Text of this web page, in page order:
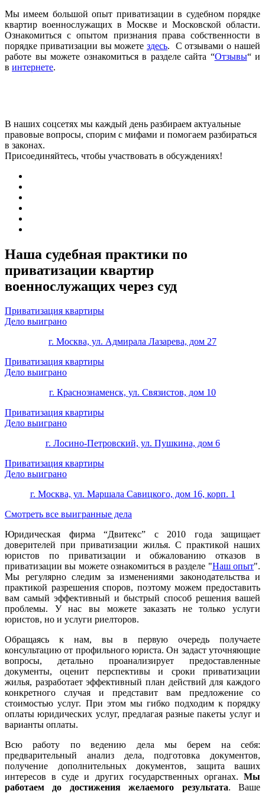
Мы имеем большой опыт приватизации в судебном порядке
квартир военнослужащих в Москве и Московской области.
Ознакомиться с опытом признания права собственности в
порядке приватизации вы можетездесь. С отзывами о нашей
работе вы можете ознакомиться в разделе сайта “Отзывы“ и
в интернете.
В наших соцсетях мы каждый день разбираем актуальные
правовые вопросы, спорим с мифами и помогаем разбираться
в законах.
Присоединяйтесь, чтобы участвовать в обсуждениях!
Наша судебная практики по
приватизации квартир
военнослужащих через суд
Приватизация квартиры
Дело выиграно
г. Москва, ул. Адмирала Лазарева, дом 27
Приватизация квартиры
Дело выиграно
г. Краснознаменск, ул. Связистов, дом 10
Приватизация квартиры
Дело выиграно
г. Лосино-Петровский, ул. Пушкина, дом 6
Приватизация квартиры
Дело выиграно
г. Москва, ул. Маршала Савицкого, дом 16, корп. 1
Смотреть все выигранные дела
Юридическая фирма “Двитекс” с 2010 года защищает
доверителей при приватизации жилья. С практикой наших
юристов по приватизации и обжалованию отказов в
приватизации вы можете ознакомиться в разделе "Наш опыт".
Мы регулярно следим за изменениями законодательства и
практикой разрешения споров, поэтому можем предоставить
вам самый эффективный и быстрый способ решения вашей
проблемы. У нас вы можете заказать не только услуги
юристов, но и услуги риелторов.
Обращаясь к нам, вы в первую очередь получаете
консультацию от профильного юриста. Он задаст уточняющие
вопросы, детально проанализирует предоставленные
документы, оценит перспективы и сроки приватизации
жилья, разработает эффективный план действий для каждого
конкретного случая и представит вам предложение со
стоимостью услуг. При этом мы гибко подходим к порядку
оплаты юридических услуг, предлагая разные пакеты услуг и
варианты оплаты.
Всю работу по ведению дела мы берем на себя:
предварительный анализ дела, подготовка документов,
получение дополнительных документов, защита ваших
интересов в суде и других государственных органах. Мы
работаем
до достижения желаемого результата. Ваше